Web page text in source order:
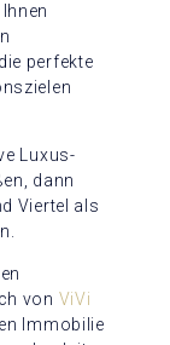
perfekte
Luxus-
dann
Viertel als
von ViVi
Immobilie